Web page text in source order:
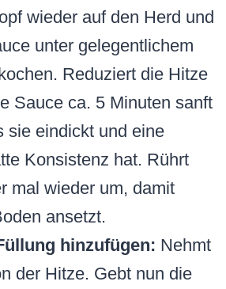
wieder auf den Herd und
unter gelegentlichem
Reduziert die Hitze
Sauce ca. 5 Minuten sanft
sie eindickt und eine
Konsistenz hat. Rührt
mal wieder um, damit
ansetzt.
hinzufügen: Nehmt
der Hitze. Gebt nun die